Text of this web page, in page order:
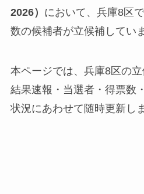
2026） において、兵庫8区
数の候補者が立候補してい
本ページでは、兵庫8区の
結果速報・当選者・得票数
状況にあわせて随時更新し